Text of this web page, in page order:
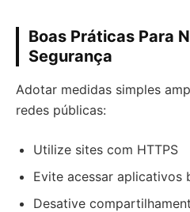
Boas Práticas Para
Segurança
Adotar medidas simples
redes públicas:
Utilize sites com HTTPS
Evite acessar aplicativos
Desative